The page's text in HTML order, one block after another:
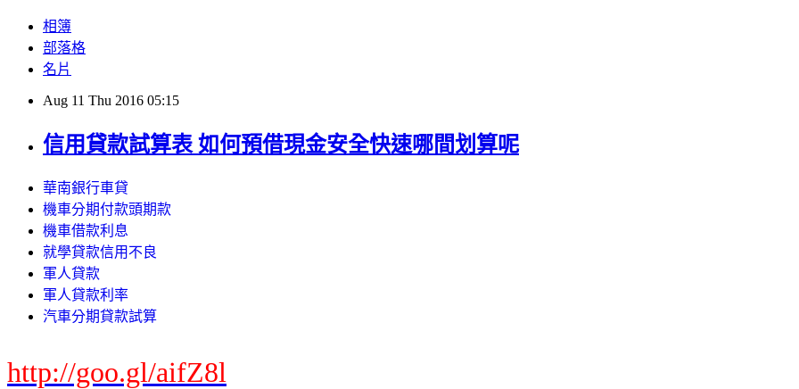
相簿
部落格
名片
Aug 11 Thu 2016 05:15
信用貸款試算表 如何預借現金安全快速哪間划算呢
華南銀行車貸
機車分期付款頭期款
機車借款利息
就學貸款信用不良
軍人貸款
軍人貸款利率
汽車分期貸款試算
http://goo.gl/aifZ8l